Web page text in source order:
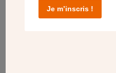
Je m’inscris !